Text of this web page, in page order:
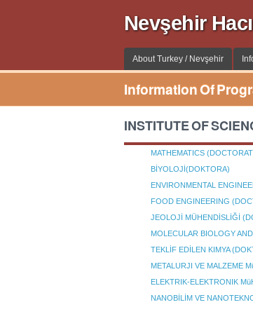
Nevşehir
About Turkey / Nevşehir
Information Of
INSTITUTE OF
MATHEMATICS
BİYOLOJİ(DOKTORA)
ENVIRONMENTAL
FOOD ENGINEERING
JEOLOJİ MÜHENDİSLİĞİ
MOLECULAR BIOLOGY
TEKLİF EDİLEN KIMYA
METALURJI VE MALZEME
ELEKTRIK-ELEKTRONIK
NANOBİLİM VE